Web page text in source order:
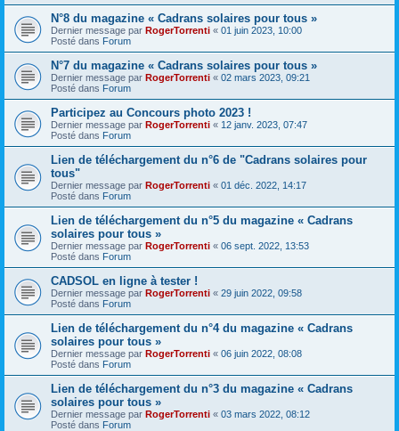
N°8 du magazine « Cadrans solaires pour tous »
Dernier message par RogerTorrenti « 01 juin 2023, 10:00
Posté dans Forum
N°7 du magazine « Cadrans solaires pour tous »
Dernier message par RogerTorrenti « 02 mars 2023, 09:21
Posté dans Forum
Participez au Concours photo 2023 !
Dernier message par RogerTorrenti « 12 janv. 2023, 07:47
Posté dans Forum
Lien de téléchargement du n°6 de "Cadrans solaires pour
tous"
Dernier message par RogerTorrenti « 01 déc. 2022, 14:17
Posté dans Forum
Lien de téléchargement du n°5 du magazine « Cadrans
solaires pour tous »
Dernier message par RogerTorrenti « 06 sept. 2022, 13:53
Posté dans Forum
CADSOL en ligne à tester !
Dernier message par RogerTorrenti « 29 juin 2022, 09:58
Posté dans Forum
Lien de téléchargement du n°4 du magazine « Cadrans
solaires pour tous »
Dernier message par RogerTorrenti « 06 juin 2022, 08:08
Posté dans Forum
Lien de téléchargement du n°3 du magazine « Cadrans
solaires pour tous »
Dernier message par RogerTorrenti « 03 mars 2022, 08:12
Posté dans Forum